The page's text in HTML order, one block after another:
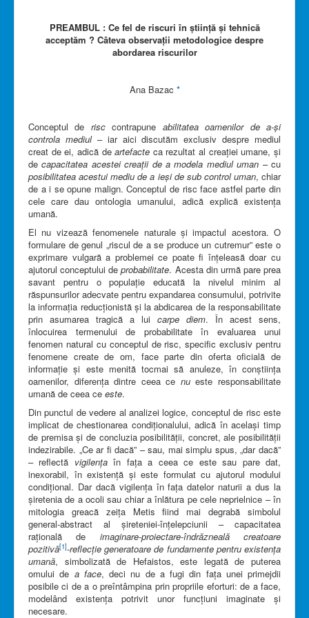
PREAMBUL : Ce fel de riscuri în știință și tehnică
acceptăm ? Câteva observații metodologice despre
abordarea riscurilor
Ana Bazac *
Conceptul de risccontrapune abilitatea oamenilor de a-și
controla mediul– iar aici discutăm exclusiv despre mediul
creat de ei, adică deartefacte ca rezultat al creației umane, și
decapacitatea acestei creații de a modela mediul uman – cu
posibilitatea acestui mediu de a ieși de sub control uman, chiar
de a i se opune malign. Conceptul de risc face astfel parte din
cele care dau ontologia umanului, adică explică existența
umană.
El nu vizează fenomenele naturale și impactul acestora. O
formulare de genul „riscul de a se produce un cutremur” este o
exprimare vulgară a problemei ce poate fi înțeleasă doar cu
ajutorul conceptului deprobabilitate. Acesta din urmă pare prea
savant pentru o populație educată la nivelul minim al
răspunsurilor adecvate pentru expandarea consumului, potrivite
la informația reducționistă și la abdicarea de la responsabilitate
prin asumarea tragică a lui carpe diem. În acest sens,
înlocuirea termenului de probabilitate în evaluarea unui
fenomen natural cu conceptul de risc, specific exclusiv pentru
fenomene create de om, face parte din oferta oficială de
informație și este menită tocmai să anuleze, în conștiința
oamenilor, diferența dintre ceea ce nueste responsabilitate
umană de ceea ce este.
Din punctul de vedere al analizei logice, conceptul de risc este
implicat de chestionarea condiționalului, adică în același timp
de premisa și de concluzia posibilității, concret, ale posibilității
indezirabile. „Ce ar fi dacă” – sau, mai simplu spus, „dar dacă”
– reflectă vigilențaîn fața a ceea ce este sau pare dat,
inexorabil, în existență și este formulat cu ajutorul modului
condițional. Dar dacă vigilența în fața datelor naturii a dus la
șiretenia de a ocoli sau chiar a înlătura pe cele neprielnice – în
mitologia greacă zeița Metis fiind mai degrabă simbolul
general-abstract al șireteniei-înțelepciunii – capacitatea
rațională de imaginare-proiectare-îndrăzneală creatoare
pozitivă[1]-reflecție generatoare de fundamente pentru existența
umană, simbolizată de Hefaistos, este legată de puterea
omului de a face, deci nu de a fugi din fața unei primejdii
posibile ci de a o preîntâmpina prin propriile eforturi: de a face,
modelând existența potrivit unor funcțiuni imaginate și
necesare.